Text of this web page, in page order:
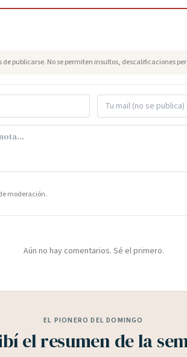
publicarse. No se permiten insultos, descalificaciones
moderación.
Aún no hay comentarios. Sé el primero.
EL PIONERO DEL DOMINGO
el resumen de la